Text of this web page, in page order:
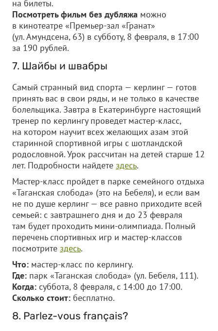
на билеты.
Посмотреть фильм без дубляжа можно
в кинотеатре «Премьер-зал «Гранат»
(ул. Амундсена, 63) в субботу, 8 февраля, в 17:00
за 190 рублей.
7. Шайбы и швабры
Самый странный вид спорта — керлинг — готов
принять вас в свои ряды, и не только в качестве
болельщика. Завтра в Екатеринбурге настоящий
тренер по керлингу проведет мастер-класс,
на котором научит всех желающих азам этой
старинной спортивной игры с шотландской
родословной. Урок рассчитан на детей старше 12
лет. Подробности найдете здесь.
Мастер-класс пройдет в парке семейного отдыха
«Таганская слобода» (это на Бебеля), и если вам
не по душе керлинг — все равно приходите всей
семьей: с завтрашнего дня и до 23 февраля
там будет проходить мини-олимпиада. Полный
перечень спортивных игр и мастер-классов
посмотрите здесь.
Что: мастер-класс по керлингу.
Где: парк «Таганская слобода» (ул. Бебеля, 111).
Когда: суббота, 8 февраля, с 14:00 до 17:00.
Сколько стоит: бесплатно.
8. Parlez-vous français?